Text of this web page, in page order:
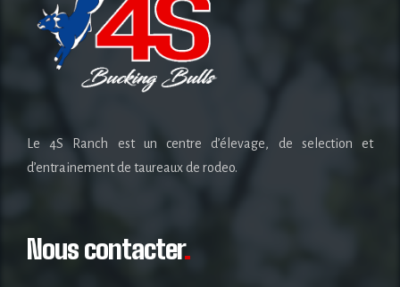
Le 4S Ranch est un centre d’élevage, de selection et
d’entrainement de taureaux de rodeo.
Nous contacter.